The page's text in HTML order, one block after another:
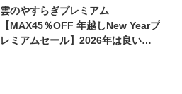
雲のやすらぎプレミアム
【MAX45％OFF 年越しNew Yearプ
レミアムセール】2026年は良い眠